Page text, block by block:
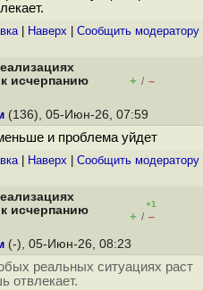
| Наверх Cообщить модератору
исчерпанию
+ / –
(136), 05-Июн-26, 07:59
и проблема уйдет
| Наверх Cообщить модератору
исчерпанию
+1
+ / –
(-), 05-Июн-26, 08:23
реальных ситуациях раст
отвлекает.